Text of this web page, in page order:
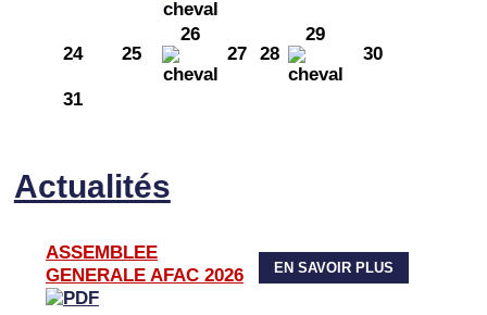
24 25
26
27
28
29
30
31
Actualités
ASSEMBLEE
GENERALE AFAC 2026
EN SAVOIR PLUS